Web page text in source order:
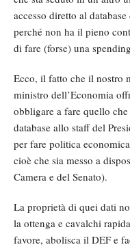
accesso diretto al
perché non ha il pieno
di fare (forse) una
Ecco, il fatto che il nostro
ministro dell’Economia
obbligare a fare quello
database allo staff del
per fare politica
cioè che sia messo a
Camera e del Senato).
La proprietà di quei dati
la ottenga e cavalchi
favore, abolisca il DEF e